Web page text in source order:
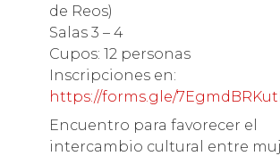
de Reos)
Salas 3 – 4
Cupos: 12 personas
Inscripciones en:
https://forms.gle/
Encuentro para favorecer el
intercambio cultural entre